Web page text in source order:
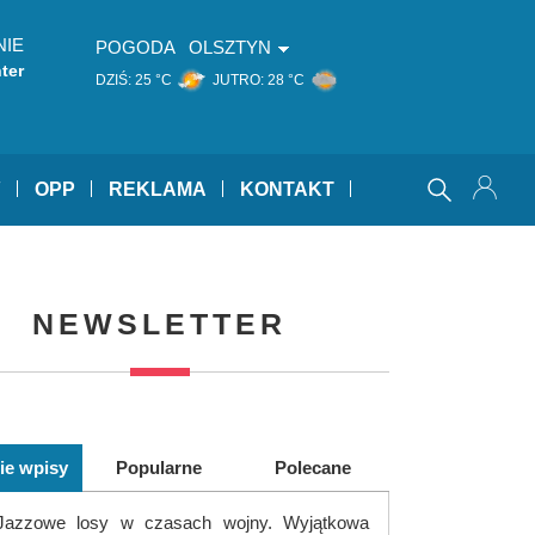
POGODA OLSZTYN
DZIŚ: 25 °C JUTRO: 28 °C
OPP REKLAMA KONTAKT
NEWSLETTER
wpisy Popularne Polecane
losy w czasach wojny. Wyjątkowa